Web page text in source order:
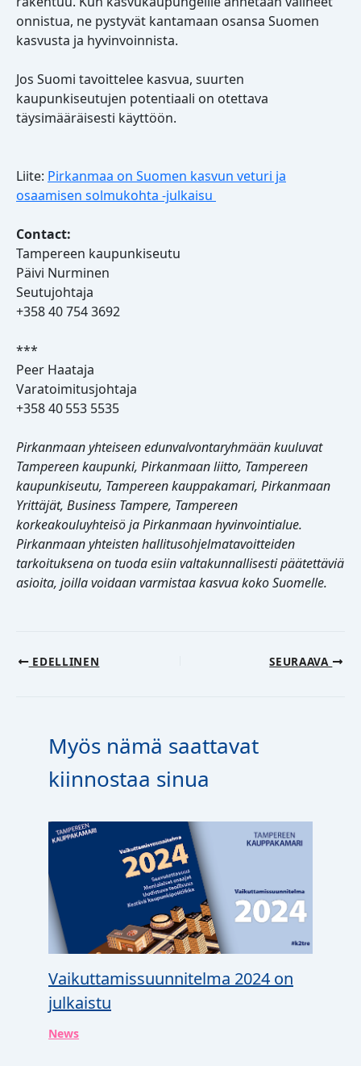
onnistua, ne pystyvät kantamaan osansa Suomen
kasvusta ja hyvinvoinnista.
Jos Suomi tavoittelee kasvua, suurten
kaupunkiseutujen potentiaali on otettava
täysimääräisesti käyttöön.
Liite: Pirkanmaa on Suomen kasvun veturi ja
osaamisen solmukohta -julkaisu
Contact:
Tampereen kaupunkiseutu
Päivi Nurminen
Seutujohtaja
+358 40 754 3692
***
Peer Haataja
Varatoimitusjohtaja
+358 40 553 5535
Pirkanmaan yhteiseen edunvalvontaryhmään kuuluvat
Tampereen kaupunki, Pirkanmaan liitto, Tampereen
kaupunkiseutu, Tampereen kauppakamari, Pirkanmaan
Yrittäjät, Business Tampere, Tampereen
korkeakouluyhteisö ja Pirkanmaan hyvinvointialue.
Pirkanmaan yhteisten hallitusohjelmatavoitteiden
tarkoituksena on tuoda esiin valtakunnallisesti päätettäviä
asioita, joilla voidaan varmistaa kasvua koko Suomelle.
EDELLINEN SEURAAVA
Myös nämä saattavat
kiinnostaa sinua
Vaikuttamissuunnitelma 2024 on
julkaistu
News